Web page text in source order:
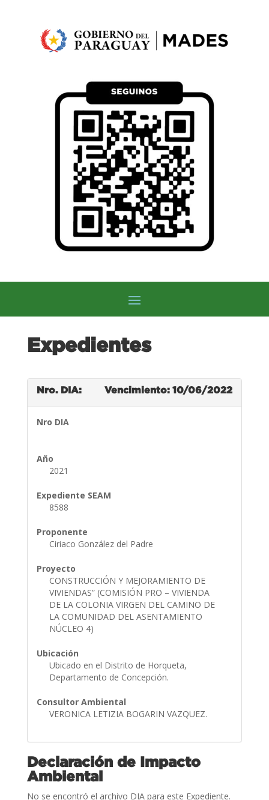
Expedientes
Nro. DIA: Vencimiento: 10/06/2022
Nro DIA
Año
2021
Expediente SEAM
8588
Proponente
Ciriaco González del Padre
Proyecto
CONSTRUCCIÓN Y MEJORAMIENTO DE
VIVIENDAS” (COMISIÓN PRO – VIVIENDA
DE LA COLONIA VIRGEN DEL CAMINO DE
LA COMUNIDAD DEL ASENTAMIENTO
NÚCLEO 4)
Ubicación
Ubicado en el Distrito de Horqueta,
Departamento de Concepción.
Consultor Ambiental
VERONICA LETIZIA BOGARIN VAZQUEZ.
Declaración de Impacto
Ambiental
No se encontró el archivo DIA para este Expediente.